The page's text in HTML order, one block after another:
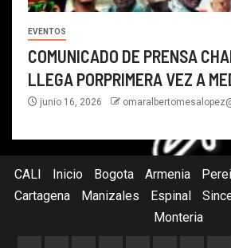
EVENTOS
COMUNICADO DE PRENSA
LLEGA PORPRIMERA VEZ A
junio 16, 2026
CALI Inicio Bogota Armenia
Cartagena
Manizales Espinal
Monteria